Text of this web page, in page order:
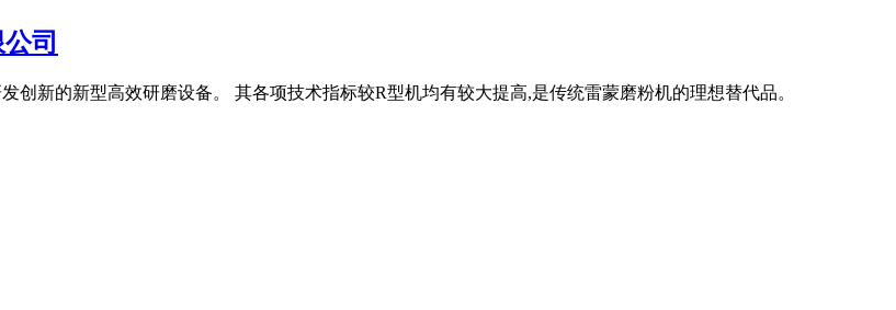
司
新的新型高效研磨设备。 其各项技术指标较R型机均有较大提高,是传统雷蒙磨粉机的理想替代品。